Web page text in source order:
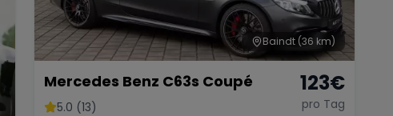
Baindt (36 km)
Mercedes Benz C63s Coupé
5.0 (13)
123€
pro Tag